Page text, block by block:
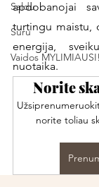
Saldu
Sūru
Vaidos MYLIMIAUSI!
apdobanojai
turtingu maistu,
energija,
nuotaika.
Norite
norite toliau